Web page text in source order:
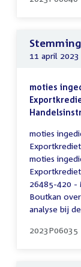
11 april 2023
moties
moties
moties
26485-420 -
Boutkan
analyse bij
2023P06035